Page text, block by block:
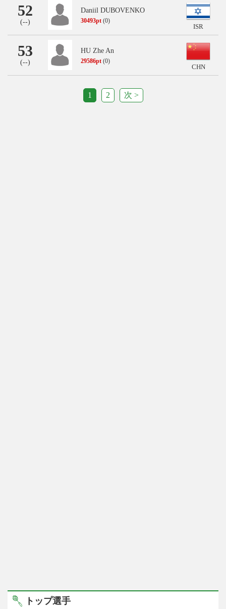
52
(--)
Daniil DUBOVENKO
30493pt (0)
ISR
53
(--)
HU Zhe An
29586pt (0)
CHN
1 2 次 >
トップ選手